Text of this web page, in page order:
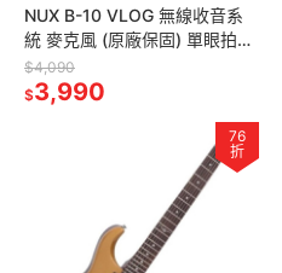
NUX B-10 VLOG 無線收音系
統 麥克風 (原廠保固) 單眼拍片
神器
$4,090
$3,990
76
折